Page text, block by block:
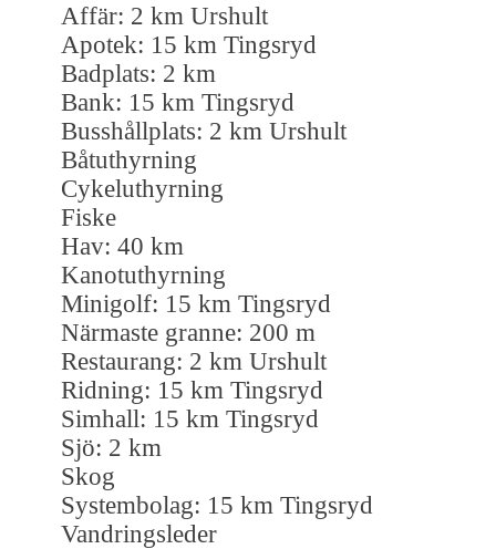
Affär: 2 km Urshult
Apotek: 15 km Tingsryd
Badplats: 2 km
Bank: 15 km Tingsryd
Busshållplats: 2 km Urshult
Båtuthyrning
Cykeluthyrning
Fiske
Hav: 40 km
Kanotuthyrning
Minigolf: 15 km Tingsryd
Närmaste granne: 200 m
Restaurang: 2 km Urshult
Ridning: 15 km Tingsryd
Simhall: 15 km Tingsryd
Sjö: 2 km
Skog
Systembolag: 15 km Tingsryd
Vandringsleder